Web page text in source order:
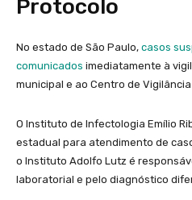
Protocolo
No estado de São Paulo, casos
comunicados imediatamente à
municipal e ao Centro de
O Instituto de Infectologia Emílio
estadual para atendimento de
o Instituto Adolfo Lutz é
laboratorial e pelo diagnóstico